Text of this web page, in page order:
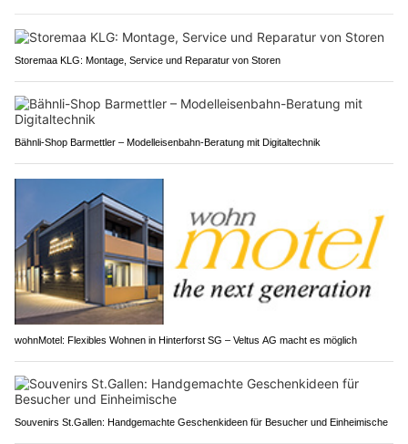
Storemaa KLG: Montage, Service und Reparatur von Storen
Bähnli-Shop Barmettler – Modelleisenbahn-Beratung mit Digitaltechnik
wohnMotel: Flexibles Wohnen in Hinterforst SG – Veltus AG macht es möglich
Souvenirs St.Gallen: Handgemachte Geschenkideen für Besucher und Einheimische